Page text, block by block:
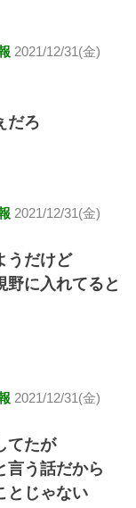
2021/12/31(金)
だろ
2021/12/31(金)
うだけど
に入れてると
2021/12/31(金)
てたが
言う話だから
とじゃない